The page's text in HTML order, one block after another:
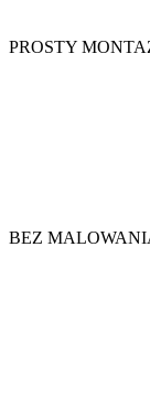
PROSTY
BEZ